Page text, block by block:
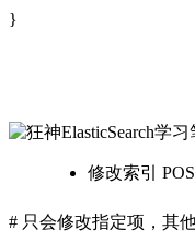
}
修改索引
# 只会修改指定项，其